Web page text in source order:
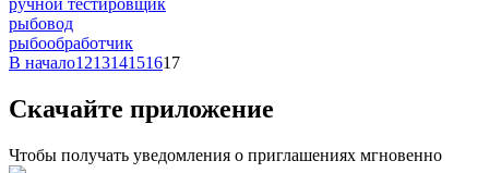
рыбовод
рыбообработчик
В начало121314151617
Скачайте приложение
Чтобы получать уведомления о приглашениях мгновенно